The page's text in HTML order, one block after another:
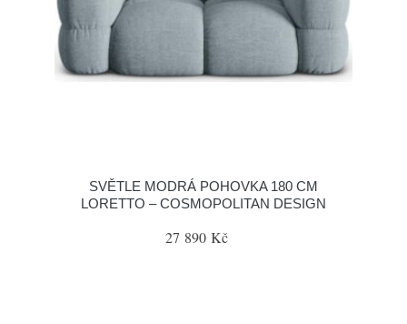
SVĚTLE MODRÁ POHOVKA 180 CM
LORETTO – COSMOPOLITAN DESIGN
27 890 Kč